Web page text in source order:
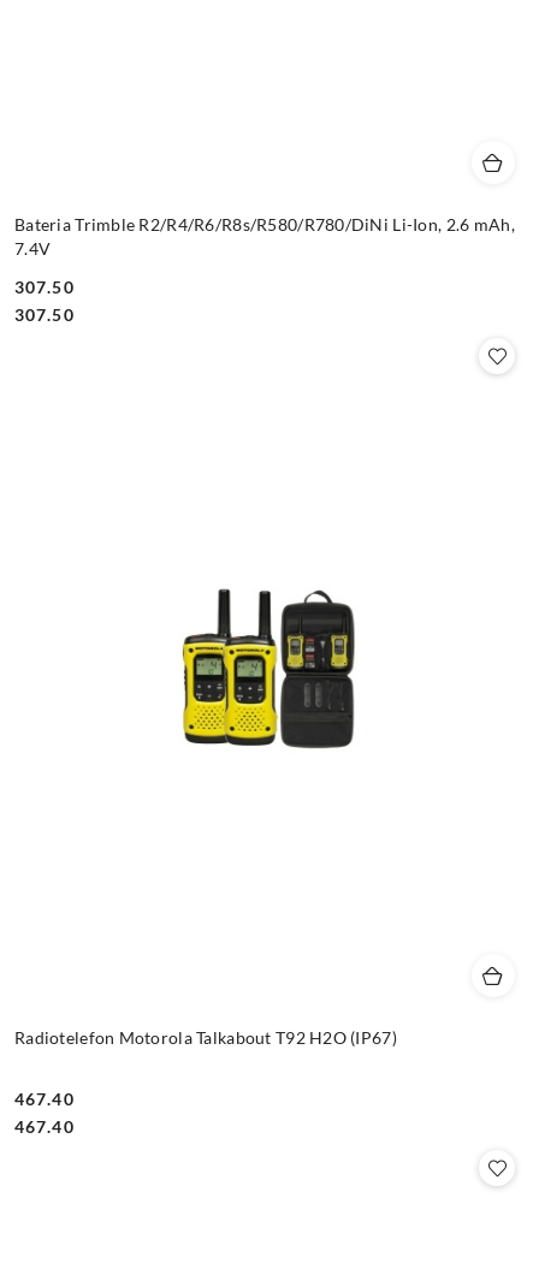
Bateria Trimble R2/R4/R6/R8s/R580/R780/DiNi Li-Ion, 2.6 mAh,
7.4V
Cena:
307.50
Cena:
307.50
Radiotelefon Motorola Talkabout T92 H2O (IP67)
Cena:
467.40
Cena:
467.40